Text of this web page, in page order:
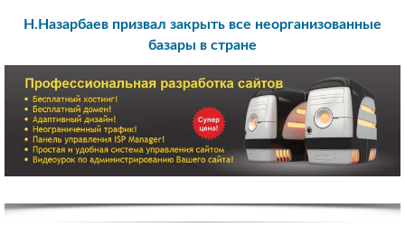
Н.Назарбаев призвал закрыть все неорганизованные
базары в стране